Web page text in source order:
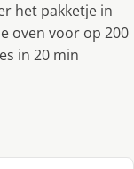
het pakketje in
oven voor op 200
in 20 min